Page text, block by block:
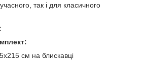
так і для класичного
см на блискавці